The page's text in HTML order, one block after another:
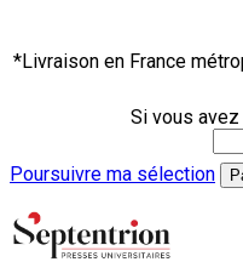
*Livraison en France
Si vous avez
Poursuivre ma sélection